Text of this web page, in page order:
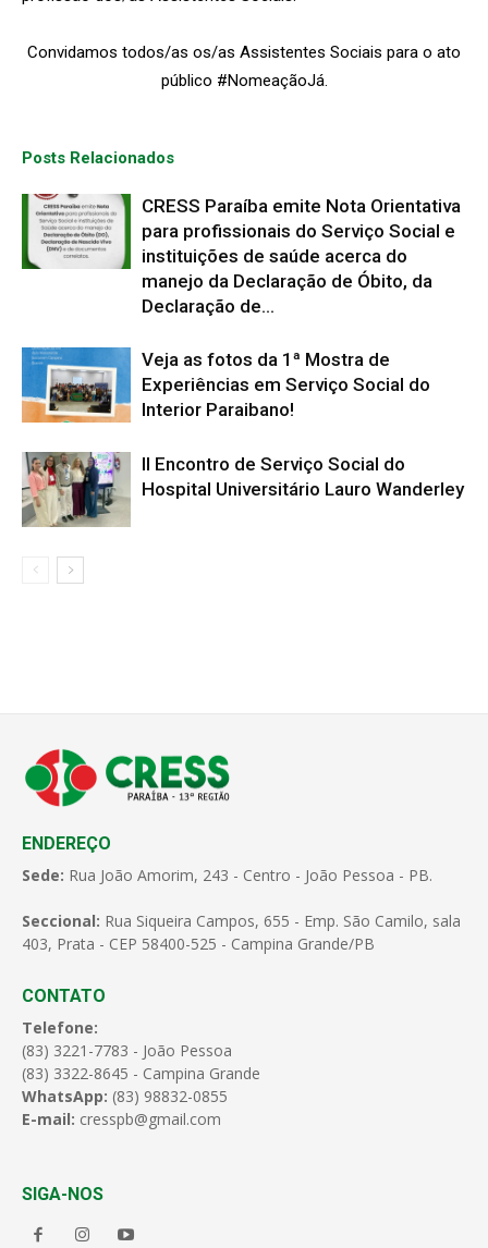
Convidamos todos/as os/as Assistentes Sociais para o ato
público #NomeaçãoJá.
Posts Relacionados
CRESS Paraíba emite Nota Orientativa
para profissionais do Serviço Social e
instituições de saúde acerca do
manejo da Declaração de Óbito, da
Declaração de...
Veja as fotos da 1ª Mostra de
Experiências em Serviço Social do
Interior Paraibano!
II Encontro de Serviço Social do
Hospital Universitário Lauro Wanderley
ENDEREÇO
Sede: Rua João Amorim, 243 - Centro - João Pessoa - PB.
Seccional: Rua Siqueira Campos, 655 - Emp. São Camilo, sala
403, Prata - CEP 58400-525 - Campina Grande/PB
CONTATO
Telefone:
(83) 3221-7783 - João Pessoa
(83) 3322-8645 - Campina Grande
WhatsApp: (83) 98832-0855
E-mail: cresspb@gmail.com
SIGA-NOS